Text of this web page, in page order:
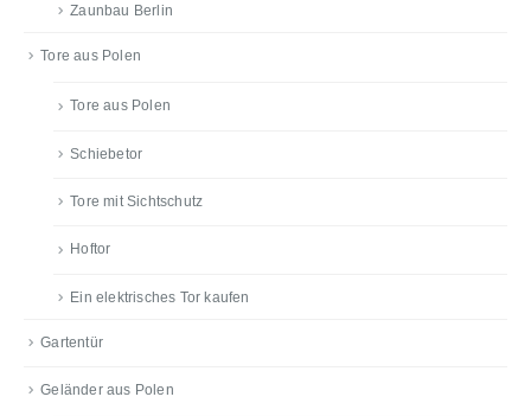
Zaunbau Berlin
Tore aus Polen
Tore aus Polen
Schiebetor
Tore mit Sichtschutz
Hoftor
Ein elektrisches Tor kaufen
Gartentür
Geländer aus Polen